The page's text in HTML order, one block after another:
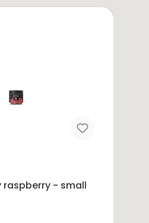
Lakrids - crispy raspberry - small